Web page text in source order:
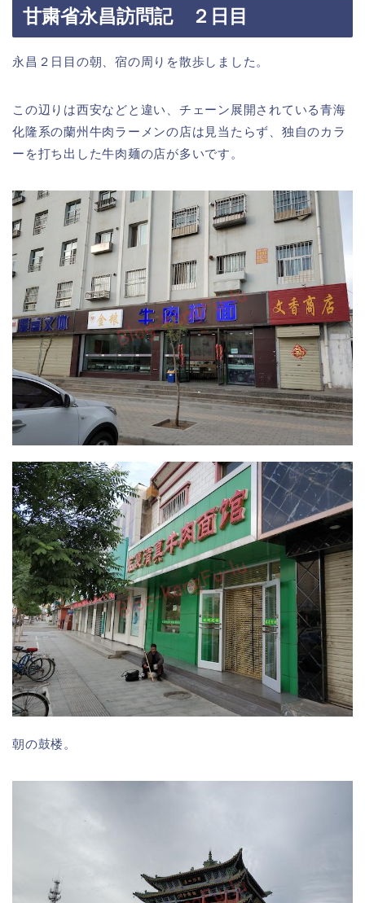
甘粛省永昌訪問記 ２日目
永昌２日目の朝、宿の周りを散歩しました。
この辺りは西安などと違い、チェーン展開されている青海
化隆系の蘭州牛肉ラーメンの店は見当たらず、独自のカラ
ーを打ち出した牛肉麺の店が多いです。
朝の鼓楼。